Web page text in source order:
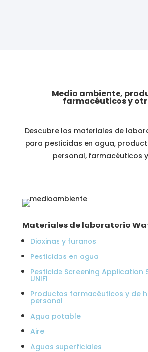
Medio ambiente,
farmacéuticos y
Descubre los materiales de
para pesticidas en agua,
personal, farmacéuticos
Materiales de laboratorio
Dioxinas y furanos
Pesticidas en agua
Pesticide Screening Application
UNIFI
Productos farmacéuticos y de
personal
Agua potable
Aire
Aguas superficiales